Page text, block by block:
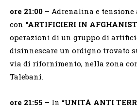
ore 21:00 – Adrenalina e
con “ARTIFICIERI IN
operazioni di un gruppo di
disinnescare un ordigno trovato
via di rifornimento, nella zona
Talebani.
ore 21:55 – In “UNITÀ ANTI